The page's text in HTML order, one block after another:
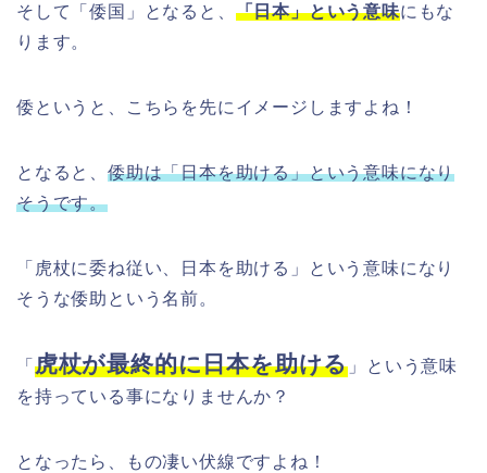
そして「倭国」となると、 「日本」という意味にもな
ります。
倭というと、こちらを先にイメージしますよね！
となると、 倭助は「日本を助ける」という意味になり
そうです。
「虎杖に委ね従い、日本を助ける」という意味になり
そうな倭助という名前。
「 虎杖が最終的に日本を助ける 」という意味
を持っている事になりませんか？
となったら、もの凄い伏線ですよね！